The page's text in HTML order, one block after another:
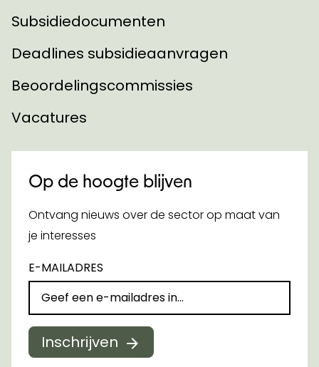
Subsidiedocumenten
Deadlines subsidieaanvragen
Beoordelingscommissies
Vacatures
Op de hoogte blijven
Ontvang nieuws over de sector op maat van
je interesses
E-MAILADRES
Inschrijven